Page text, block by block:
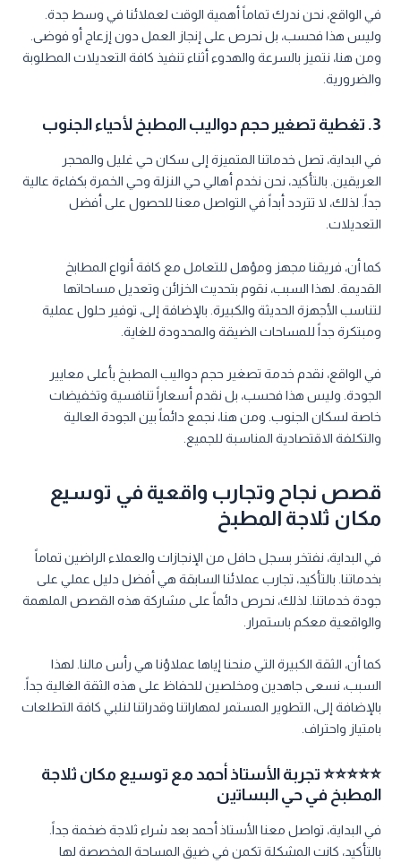
في الواقع، نحن ندرك تماماً أهمية الوقت لعملائنا في وسط جدة.
وليس هذا فحسب، بل نحرص على إنجاز العمل دون إزعاج أو فوضى.
ومن هنا، نتميز بالسرعة والهدوء أثناء تنفيذ كافة التعديلات المطلوبة
والضرورية.
3. تغطية تصغير حجم دواليب المطبخ لأحياء الجنوب
في البداية، تصل خدماتنا المتميزة إلى سكان حي غليل والمحجر
العريقين. بالتأكيد، نحن نخدم أهالي حي النزلة وحي الخمرة بكفاءة عالية
جداً. لذلك، لا تتردد أبداً في التواصل معنا للحصول على أفضل
التعديلات.
كما أن، فريقنا مجهز ومؤهل للتعامل مع كافة أنواع المطابخ
القديمة. لهذا السبب، نقوم بتحديث الخزائن وتعديل مساحاتها
لتناسب الأجهزة الحديثة والكبيرة. بالإضافة إلى، توفير حلول عملية
ومبتكرة جداً للمساحات الضيقة والمحدودة للغاية.
في الواقع، نقدم خدمة تصغير حجم دواليب المطبخ بأعلى معايير
الجودة. وليس هذا فحسب، بل نقدم أسعاراً تنافسية وتخفيضات
خاصة لسكان الجنوب. ومن هنا، نجمع دائماً بين الجودة العالية
والتكلفة الاقتصادية المناسبة للجميع.
قصص نجاح وتجارب واقعية في توسيع
مكان ثلاجة المطبخ
في البداية، نفتخر بسجل حافل من الإنجازات والعملاء الراضين تماماً
بخدماتنا. بالتأكيد، تجارب عملائنا السابقة هي أفضل دليل عملي على
جودة خدماتنا. لذلك، نحرص دائماً على مشاركة هذه القصص الملهمة
والواقعية معكم باستمرار.
كما أن، الثقة الكبيرة التي منحنا إياها عملاؤنا هي رأس مالنا. لهذا
السبب، نسعى جاهدين ومخلصين للحفاظ على هذه الثقة الغالية جداً.
بالإضافة إلى، التطوير المستمر لمهاراتنا وقدراتنا لنلبي كافة التطلعات
بامتياز واحتراف.
⭐⭐⭐⭐⭐ تجربة الأستاذ أحمد مع توسيع مكان ثلاجة
المطبخ في حي البساتين
في البداية، تواصل معنا الأستاذ أحمد بعد شراء ثلاجة ضخمة جداً.
بالتأكيد، كانت المشكلة تكمن في ضيق المساحة المخصصة لها